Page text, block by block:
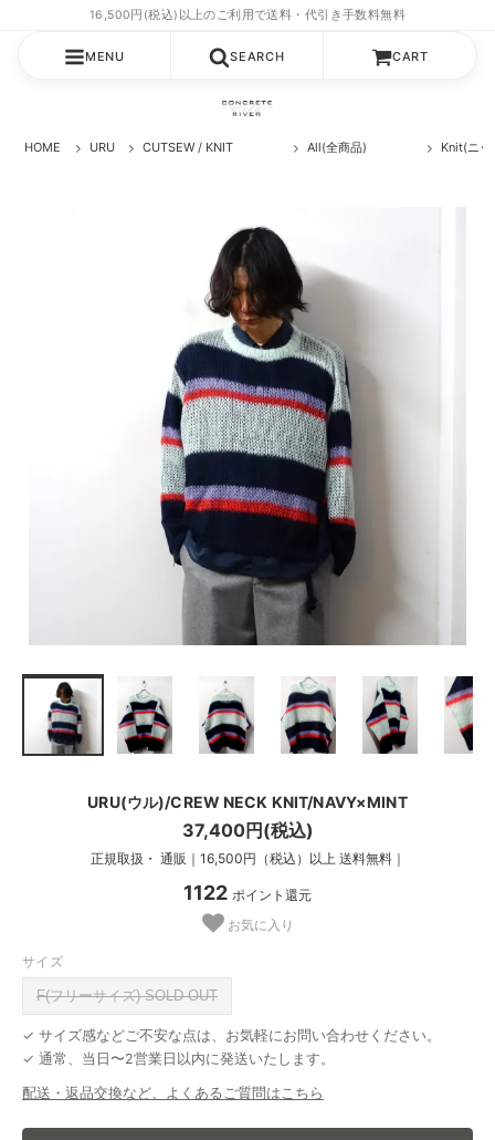
MENU SEARCH CART
HOME URU CUTSEW / KNIT All(全商品) Knit(ニッ
URU(ウル)/CREW NECK KNIT/NAVY×MINT
37,400円(税込)
正規取扱・ 通販｜16,500円（税込）以上 送料無料｜
1122 ポイント還元
お気に入り
サイズ
F(フリーサイズ) SOLD OUT
✓ サイズ感などご不安な点は、お気軽にお問い合わせください。
✓ 通常、当日〜2営業日以内に発送いたします。
配送・返品交換など、よくあるご質問はこちら